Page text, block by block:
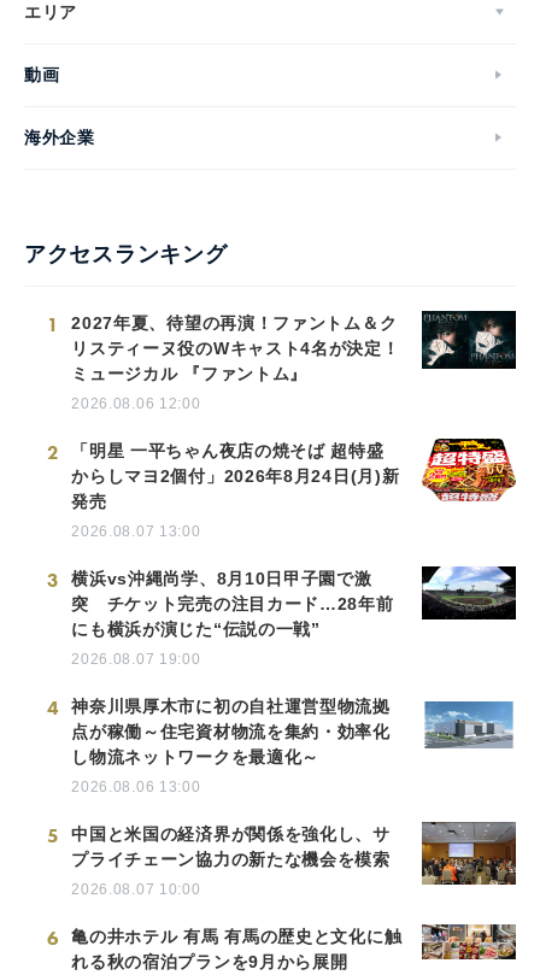
エリア
動画
海外企業
アクセスランキング
1
2027年夏、待望の再演！ファントム＆ク
リスティーヌ役のWキャスト4名が決定！
ミュージカル 『ファントム』
2026.08.06 12:00
2
「明星 一平ちゃん夜店の焼そば 超特盛
からしマヨ2個付」2026年8月24日(月)新
発売
2026.08.07 13:00
3
横浜vs沖縄尚学、8月10日甲子園で激
突 チケット完売の注目カード…28年前
にも横浜が演じた“伝説の一戦”
2026.08.07 19:00
4
神奈川県厚木市に初の自社運営型物流拠
点が稼働～住宅資材物流を集約・効率化
し物流ネットワークを最適化～
2026.08.06 13:00
5
中国と米国の経済界が関係を強化し、サ
プライチェーン協力の新たな機会を模索
2026.08.07 10:00
6
亀の井ホテル 有馬 有馬の歴史と文化に触
れる秋の宿泊プランを9月から展開